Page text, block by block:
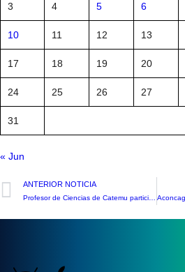
3 4 5 6
10 11 12 13
17 18 19 20
24 25 26 27
31
« Jun
ANTERIOR NOTICIA
Profesor de Ciencias de Catemu participa en creación de muestra pedagógica sobre la Palma Chilena